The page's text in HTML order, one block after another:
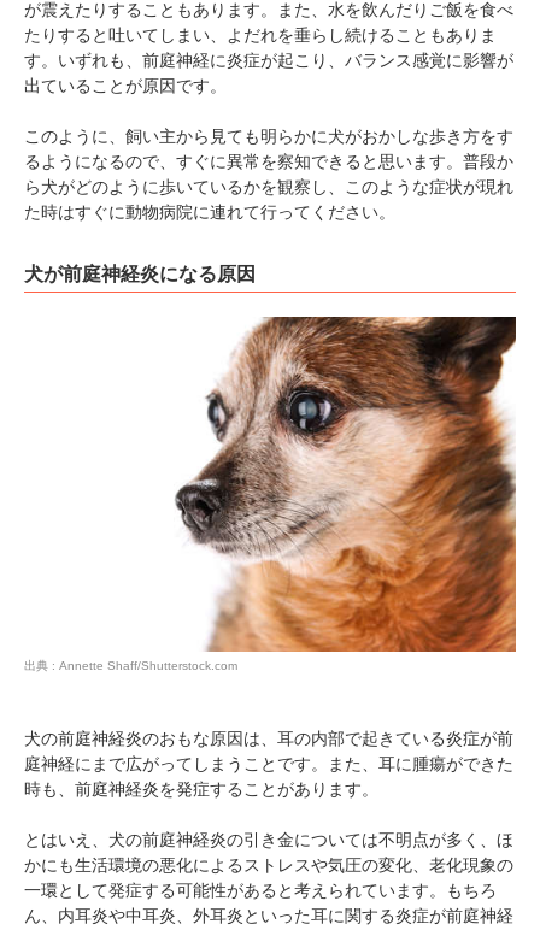
が震えたりすることもあります。また、水を飲んだりご飯を食べ
たりすると吐いてしまい、よだれを垂らし続けることもありま
す。いずれも、前庭神経に炎症が起こり、バランス感覚に影響が
出ていることが原因です。
このように、飼い主から見ても明らかに犬がおかしな歩き方をす
るようになるので、すぐに異常を察知できると思います。普段か
ら犬がどのように歩いているかを観察し、このような症状が現れ
た時はすぐに動物病院に連れて行ってください。
犬が前庭神経炎になる原因
出典 : Annette Shaff/Shutterstock.com
犬の前庭神経炎のおもな原因は、耳の内部で起きている炎症が前
庭神経にまで広がってしまうことです。また、耳に腫瘍ができた
時も、前庭神経炎を発症することがあります。
とはいえ、犬の前庭神経炎の引き金については不明点が多く、ほ
かにも生活環境の悪化によるストレスや気圧の変化、老化現象の
一環として発症する可能性があると考えられています。もちろ
ん、内耳炎や中耳炎、外耳炎といった耳に関する炎症が前庭神経
PECOアプリをダウンロード済みの方